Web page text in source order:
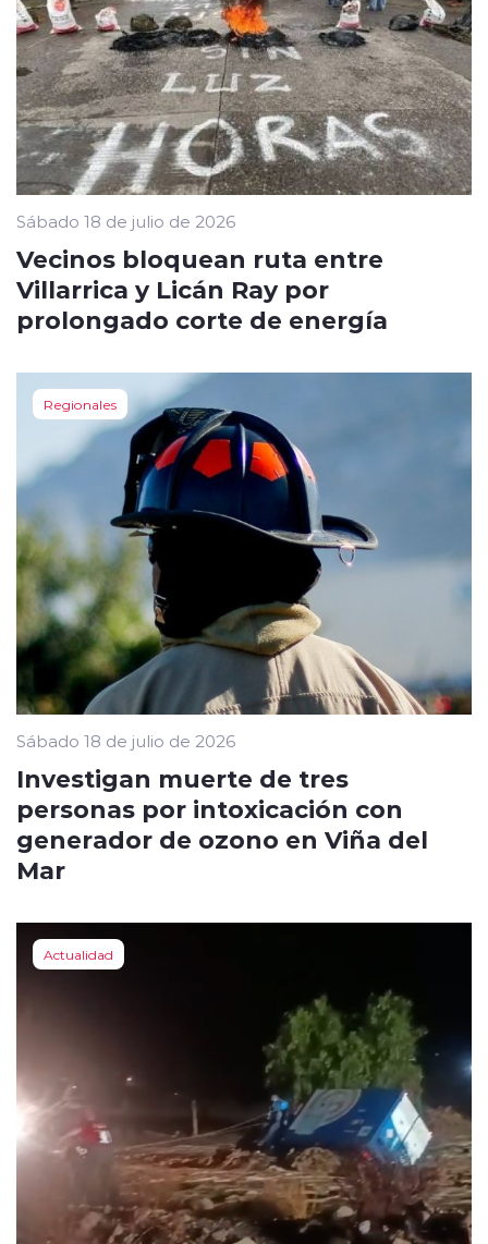
Sábado 18 de julio de 2026
Vecinos bloquean ruta entre
Villarrica y Licán Ray por
prolongado corte de energía
Regionales
Sábado 18 de julio de 2026
Investigan muerte de tres
personas por intoxicación con
generador de ozono en Viña del
Mar
Actualidad